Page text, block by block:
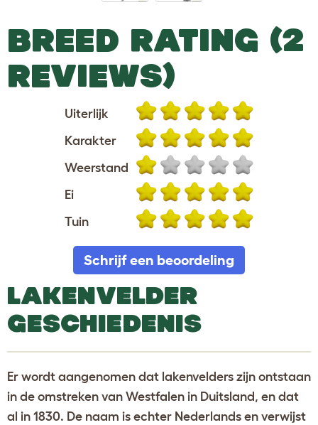
BREED RATING (2
REVIEWS)
Uiterlijk
Karakter
Weerstand
Ei
Tuin
Schrijf een beoordeling
LAKENVELDER
GESCHIEDENIS
Er wordt aangenomen dat lakenvelders zijn ontstaan
in de omstreken van Westfalen in Duitsland, en dat
al in 1830. De naam is echter Nederlands en verwijst